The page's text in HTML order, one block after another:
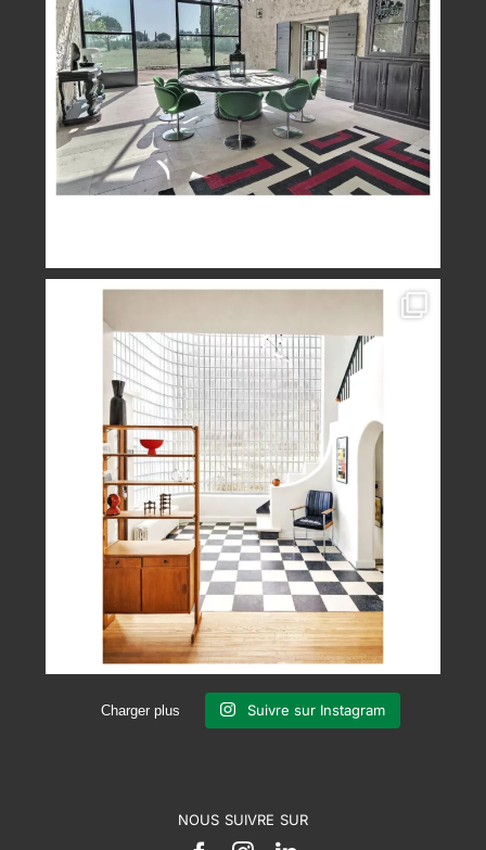
Charger plus Suivre sur Instagram
NOUS SUIVRE SUR